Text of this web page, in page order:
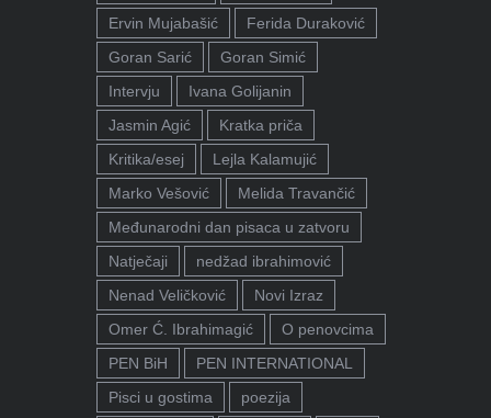
Ervin Mujabašić
Ferida Duraković
Goran Sarić
Goran Simić
Intervju
Ivana Golijanin
Jasmin Agić
Kratka priča
Kritika/esej
Lejla Kalamujić
Marko Vešović
Melida Travančić
Međunarodni dan pisaca u zatvoru
Natječaji
nedžad ibrahimović
Nenad Veličković
Novi Izraz
Omer Ć. Ibrahimagić
O penovcima
PEN BiH
PEN INTERNATIONAL
Pisci u gostima
poezija